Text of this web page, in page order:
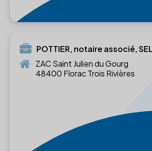
POTTIER, notaire associé,
ZAC Saint Julien du Gourg
48400 Florac Trois Rivières